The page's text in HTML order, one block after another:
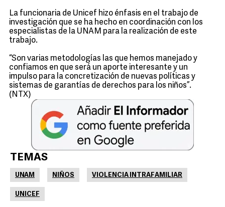
La funcionaria de Unicef hizo énfasis en el trabajo de
investigación que se ha hecho en coordinación con los
especialistas de la UNAM para la realización de este
trabajo.
“Son varias metodologías las que hemos manejado y
confiamos en que será un aporte interesante y un
impulso para la concretización de nuevas políticas y
sistemas de garantías de derechos para los niños”.
(NTX)
TEMAS
UNAM NIÑOS VIOLENCIA INTRAFAMILIAR
UNICEF